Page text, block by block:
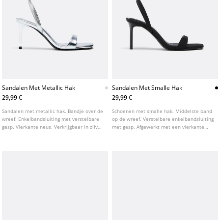
Sandalen Met Metallic Hak
29,99 €
Sandalen met metallic hak. Bandje over de
wreef. Enkelbandsluiting met verstelbare
gesp. Vierkante neus. Verkrijgbaar in zilver
Sandalen Met Smalle Hak
29,99 €
Schoenen met smalle hak. Middelste band
op de wreef. Verstelbare enkelbandsluiting
met gesp. Afgewerkt met een vierkante